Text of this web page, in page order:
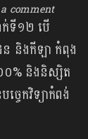
comment
ទី១២ បើ
ន និងកីឡា កំពុង​
% និង​និស្សិត​
ចេកវិទ្យា​កំពង់